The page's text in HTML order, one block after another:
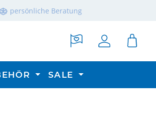
persönliche Beratung
SALE